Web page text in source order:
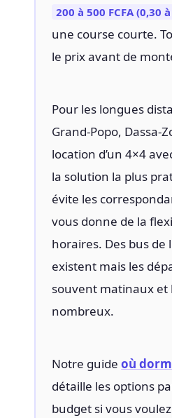
200 à 500 FCFA (0,30
une course courte.
le prix avant de
Pour les longues
Grand-Popo, Dassa-
location d’un 4×4
la solution la plus
évite les
vous donne de la
horaires. Des bus de
existent mais les
souvent matinaux et
nombreux.
Notre guideoù
détaille les options
budget si vous